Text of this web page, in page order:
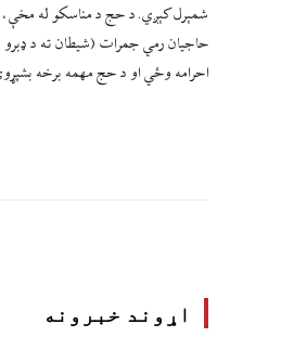
شمېرل کېږي. د حج د مناسکو له مخې،
حاجیان رمي جمرات (شیطان ته د ډبرو
احرامه وځي او د حج مهمه برخه بشپړوي. سږ کال تر ۳۰ زرو زیات افغان حاجیان هم د حج د مناسکو د ادا کولو
اړوند خبرونه